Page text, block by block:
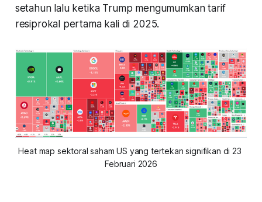
setahun lalu ketika Trump mengumumkan tarif
resiprokal pertama kali di 2025.
Heat map sektoral saham US yang tertekan signifikan di 23
Februari 2026